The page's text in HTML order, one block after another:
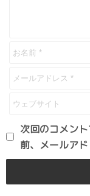
次回のコメン
前、メールア